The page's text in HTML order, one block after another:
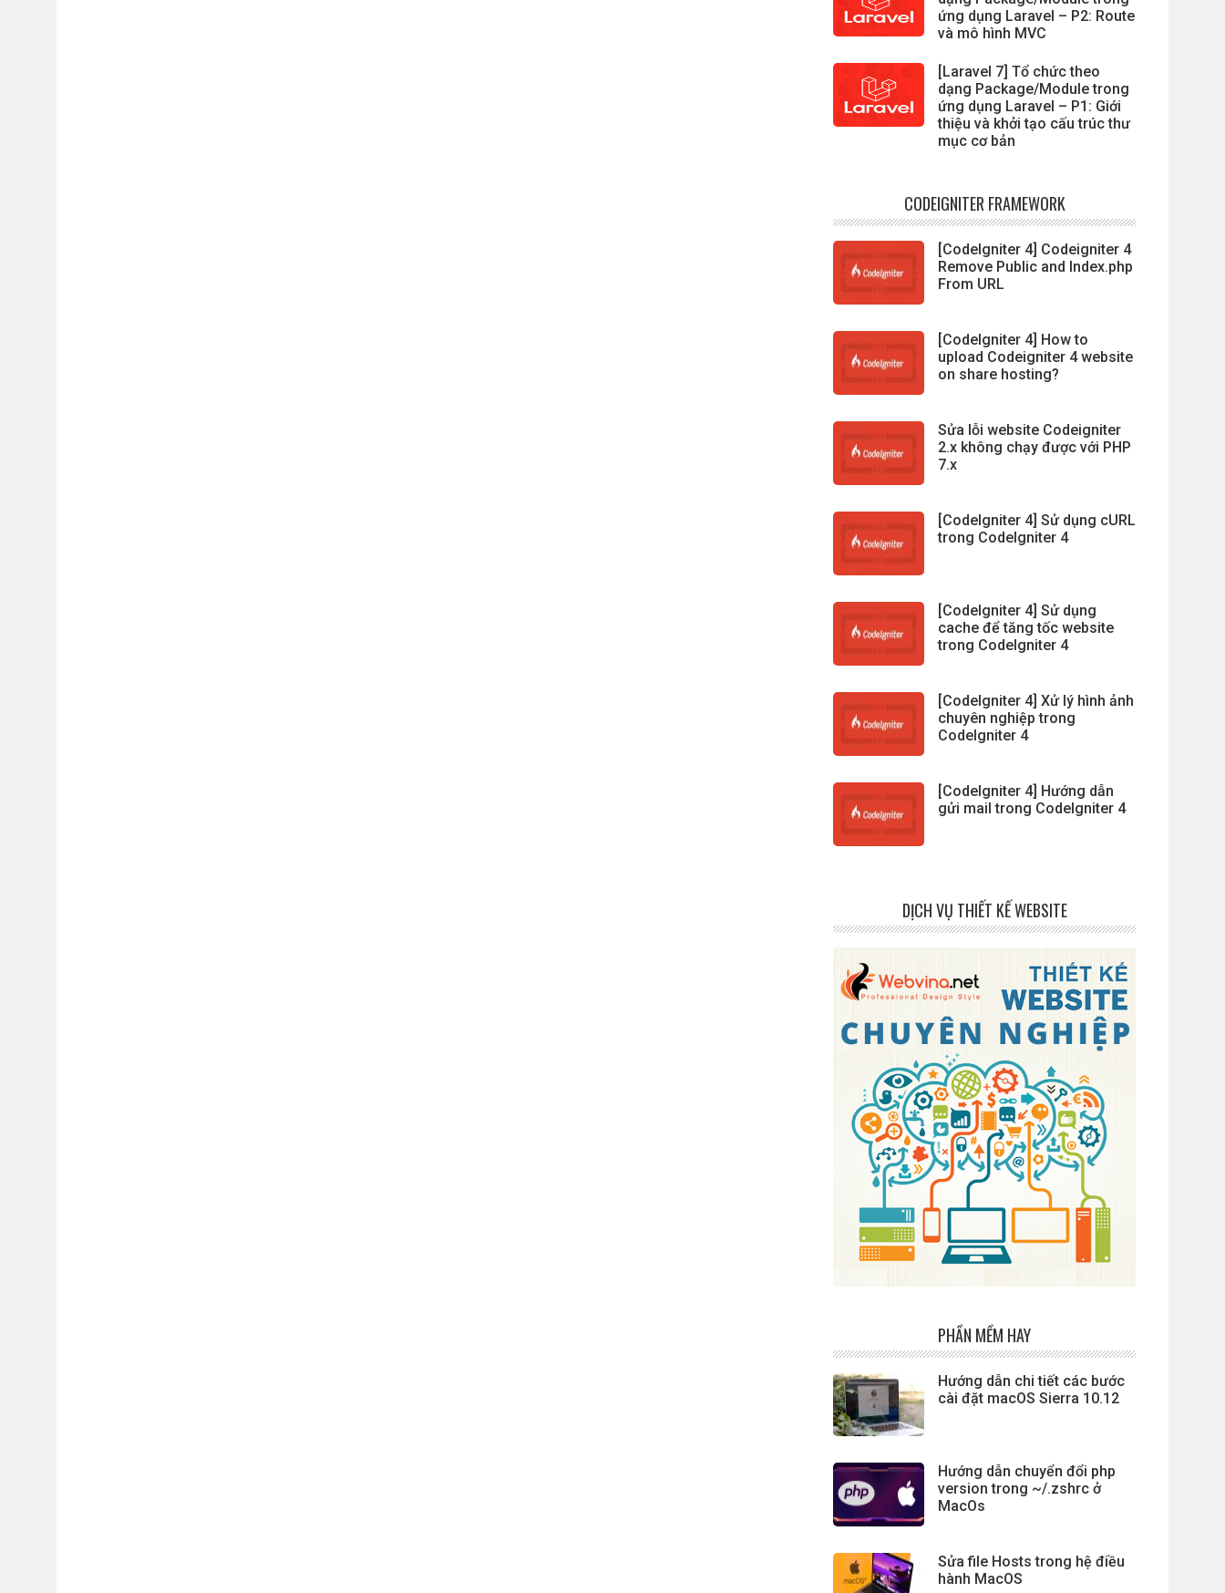
ứng dụng Laravel – P2: Route
và mô hình MVC
[Laravel 7] Tổ chức theo
dạng Package/Module trong
ứng dụng Laravel – P1: Giới
thiệu và khởi tạo cấu trúc thư
mục cơ bản
CODEIGNITER FRAMEWORK
[CodeIgniter 4] Codeigniter 4
Remove Public and Index.php
From URL
[CodeIgniter 4] How to
upload Codeigniter 4 website
on share hosting?
Sửa lỗi website Codeigniter
2.x không chạy được với PHP
7.x
[CodeIgniter 4] Sử dụng cURL
trong CodeIgniter 4
[CodeIgniter 4] Sử dụng
cache để tăng tốc website
trong CodeIgniter 4
[CodeIgniter 4] Xử lý hình ảnh
chuyên nghiệp trong
CodeIgniter 4
[CodeIgniter 4] Hướng dẫn
gửi mail trong CodeIgniter 4
DỊCH VỤ THIẾT KẾ WEBSITE
PHẦN MỀM HAY
Hướng dẫn chi tiết các bước
cài đặt macOS Sierra 10.12
Hướng dẫn chuyển đổi php
version trong ~/.zshrc ở
MacOs
Sửa file Hosts trong hệ điều
hành MacOS